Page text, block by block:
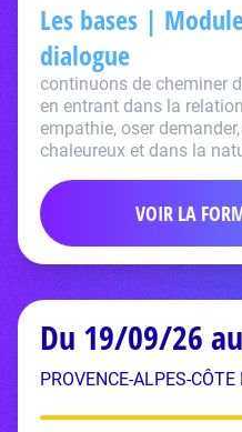
Les bases |
dialogue
continuons de cheminer
en entrant dans la
empathie, oser
chaleureux et dans la
VOIR LA
Du 19/09/26
PROVENCE-ALPES-